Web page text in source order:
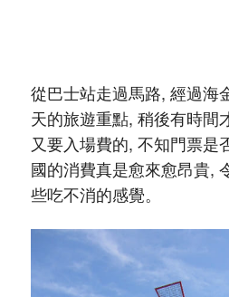
從巴士站走過馬路, 經過海
天的旅遊重點, 稍後有時間
又要入場費的, 不知門票是
國的消費真是愈來愈昂貴,
些吃不消的感覺。